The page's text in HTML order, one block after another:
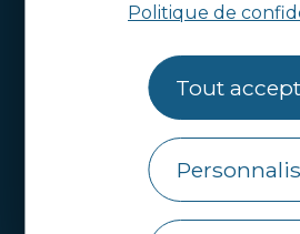
Politique de
Tout
Handi-
Infos
Côtes d’Armor